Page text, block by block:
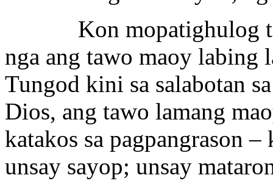
Kon mopatighulog ta
nga ang tawo maoy labing
Tungod kini sa salabotan
Dios, ang tawo lamang
katakos sa pagpangrason
unsay sayop; unsay